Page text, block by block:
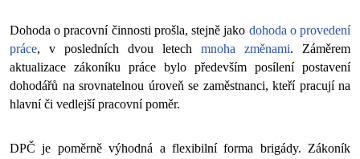
Dohoda o pracovní činnosti prošla, stejně jako dohoda o provedení
práce, v posledních dvou letech mnoha změnami. Záměrem
aktualizace zákoníku práce bylo především posílení postavení
dohodářů na srovnatelnou úroveň se zaměstnanci, kteří pracují na
hlavní či vedlejší pracovní poměr.
DPČ je poměrně výhodná a flexibilní forma brigády. Zákoník